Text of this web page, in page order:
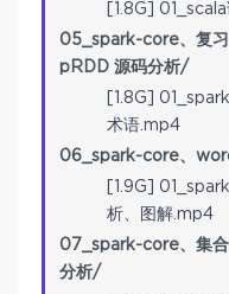
[1.8G]
05_spark-core、复
pRDD 源码分析/
[1.8G]
术语.mp4
06_spark-core、
[1.9G]
析、图解.mp4
07_spark-core、集
分析/